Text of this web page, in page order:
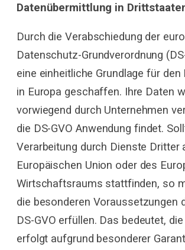
Datenübermittlung in
Durch die Verabschiedung der
Datenschutz-Grundverordnung
eine einheitliche Grundlage für
in Europa geschaffen. Ihre Daten
vorwiegend durch Unternehmen
die DS-GVO Anwendung findet.
Verarbeitung durch Dienste Dritter
Europäischen Union oder des
Wirtschaftsraums stattfinden, so
die besonderen Voraussetzungen
DS-GVO erfüllen. Das bedeutet,
erfolgt aufgrund besonderer